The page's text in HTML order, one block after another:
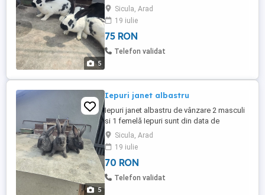
5
negru iepuri sunt din data de 14.01.2026
Preț 75 de lei negociabil Pentru mai multe
detalii sunați la NR de TEL
Sicula, Arad
19 iulie
75 RON
Telefon validat
5
Iepuri janet albastru
Iepuri janet albastru de vânzare 2 masculi
si 1 femelă Iepuri sunt din data de
08.02.2026 Preț 70 de lei negociabil Pentru
mai multe detalii sunați la NR de TEL
Sicula, Arad
19 iulie
70 RON
Telefon validat